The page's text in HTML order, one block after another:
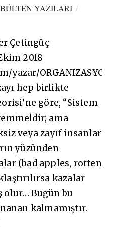
BÜLTEN YAZILARI
Çetingüç
2018
yazar/
hep birlikte
göre, “Sistem
ama
veya zayıf insanlar
yüzünden
(bad apples, rotten
kazalar
olur… Bugün bu
kalmamıştır.